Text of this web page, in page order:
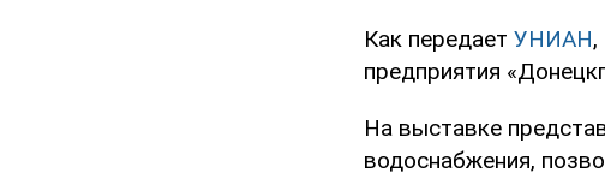
Как передает УНИАН,
предприятия
На выставке
водоснабжения,